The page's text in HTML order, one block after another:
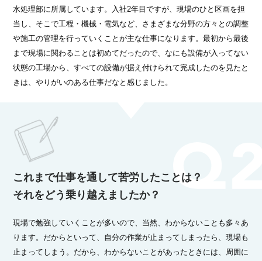
水処理部に所属しています。入社2年目ですが、現場のひと区画を担
当し、そこで工程・機械・電気など、さまざまな分野の方々との調整
や施工の管理を行っていくことが主な仕事になります。最初から最後
まで現場に関わることは初めてだったので、なにも設備が入ってない
状態の工場から、すべての設備が据え付けられて完成したのを見たと
きは、やりがいのある仕事だなと感じました。
これまで仕事を通して苦労したことは？
それをどう乗り越えましたか？
現場で勉強していくことが多いので、当然、わからないことも多々あ
ります。だからといって、自分の作業が止まってしまったら、現場も
止まってしまう。だから、わからないことがあったときには、周囲に